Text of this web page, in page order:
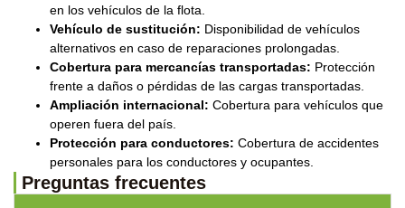
en los vehículos de la flota.
Vehículo de sustitución: Disponibilidad de vehículos
alternativos en caso de reparaciones prolongadas.
Cobertura para mercancías transportadas: Protección
frente a daños o pérdidas de las cargas transportadas.
Ampliación internacional: Cobertura para vehículos que
operen fuera del país.
Protección para conductores: Cobertura de accidentes
personales para los conductores y ocupantes.
Preguntas frecuentes